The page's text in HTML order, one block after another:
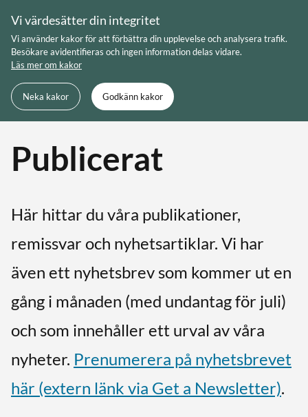
content
Sök Meny
Du är här: Startsida
Publicerat
Här hittar du våra publikationer,
remissvar och nyhetsartiklar. Vi har
även ett nyhetsbrev som kommer ut en
gång i månaden (med undantag för juli)
och som innehåller ett urval av våra
nyheter. Prenumerera på nyhetsbrevet
här (extern länk via Get a Newsletter).
Vi värdesätter din integritet
Vi använder kakor för att förbättra din upplevelse och analysera trafik.
Besökare avidentifieras och ingen information delas vidare.
Läs mer om kakor
Neka kakor Godkänn kakor